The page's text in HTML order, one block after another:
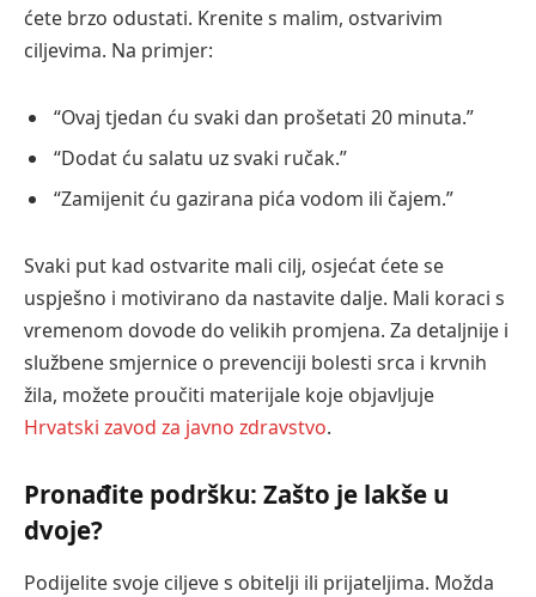
ćete brzo odustati. Krenite s malim, ostvarivim
ciljevima. Na primjer:
“Ovaj tjedan ću svaki dan prošetati 20 minuta.”
“Dodat ću salatu uz svaki ručak.”
“Zamijenit ću gazirana pića vodom ili čajem.”
Svaki put kad ostvarite mali cilj, osjećat ćete se
uspješno i motivirano da nastavite dalje. Mali koraci s
vremenom dovode do velikih promjena. Za detaljnije i
službene smjernice o prevenciji bolesti srca i krvnih
žila, možete proučiti materijale koje objavljuje
Hrvatski zavod za javno zdravstvo.
Pronađite podršku: Zašto je lakše u
dvoje?
Podijelite svoje ciljeve s obitelji ili prijateljima. Možda